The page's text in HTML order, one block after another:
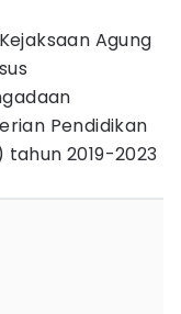
Agung
Pendidikan
2019-2023